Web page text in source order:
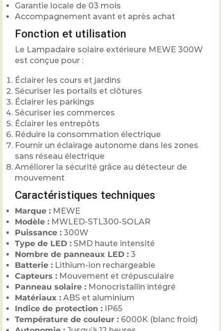
Garantie locale de 03 mois
Accompagnement avant et après achat
Fonction et utilisation
Le Lampadaire solaire extérieure MEWE 300W
est conçue pour :
Éclairer les cours et jardins
Sécuriser les portails et clôtures
Éclairer les parkings
Sécuriser les commerces
Éclairer les entrepôts
Réduire la consommation électrique
Fournir un éclairage autonome dans les zones
sans réseau électrique
Améliorer la sécurité grâce au détecteur de
mouvement
Caractéristiques techniques
Marque : MEWE
Modèle : MWLED-STL300-SOLAR
Puissance : 300W
Type de LED : SMD haute intensité
Nombre de panneaux LED : 3
Batterie : Lithium-ion rechargeable
Capteurs : Mouvement et crépusculaire
Panneau solaire : Monocristallin intégré
Matériaux : ABS et aluminium
Indice de protection : IP65
Température de couleur : 6000K (blanc froid)